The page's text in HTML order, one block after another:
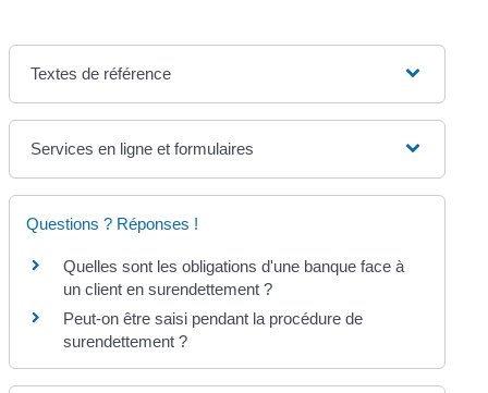
Textes de référence
Services en ligne et formulaires
Questions ? Réponses !
Quelles sont les obligations d'une banque face à
un client en surendettement ?
Peut-on être saisi pendant la procédure de
surendettement ?